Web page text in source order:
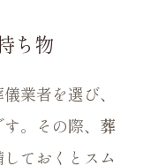
ち物
業者を選び、
。その際、 葬
ておくとスム